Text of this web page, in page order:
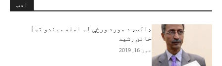
ادب
ډالۍ، د مورد ورځې له امله میندو ته |
خالق رشید
جون 16, 2019